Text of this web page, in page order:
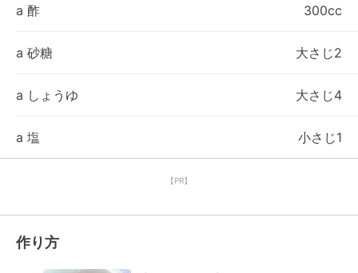
a 酢 300cc
a 砂糖 大さじ2
a しょうゆ 大さじ4
a 塩 小さじ1
【PR】
作り方